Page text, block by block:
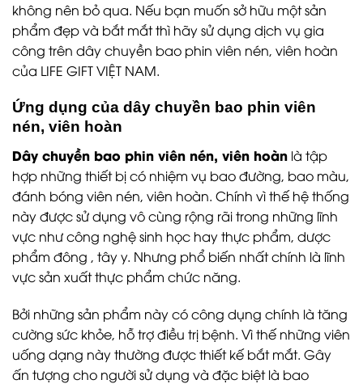
không nên bỏ qua. Nếu bạn muốn sở hữu một sản
phẩm đẹp và bắt mắt thì hãy sử dụng dịch vụ gia
công trên dây chuyền bao phin viên nén, viên hoàn
của LIFE GIFT VIỆT NAM.
Ứng dụng của dây chuyền bao phin viên
nén, viên hoàn
Dây chuyền bao phin viên nén, viên hoàn là tập
hợp những thiết bị có nhiệm vụ bao đường, bao màu,
đánh bóng viên nén, viên hoàn. Chính vì thế hệ thống
này được sử dụng vô cùng rộng rãi trong những lĩnh
vực như công nghệ sinh học hay thực phẩm, dược
phẩm đông , tây y. Nhưng phổ biến nhất chính là lĩnh
vực sản xuất thực phẩm chức năng.
Bởi những sản phẩm này có công dụng chính là tăng
cường sức khỏe, hỗ trợ điều trị bệnh. Vì thế những viên
uống dạng này thường được thiết kế bắt mắt. Gây
ấn tượng cho người sử dụng và đặc biệt là bao